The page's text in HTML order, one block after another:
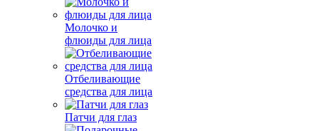
Молочко и
флюиды для лица
Отбеливающие
средства для лица
Патчи для глаз